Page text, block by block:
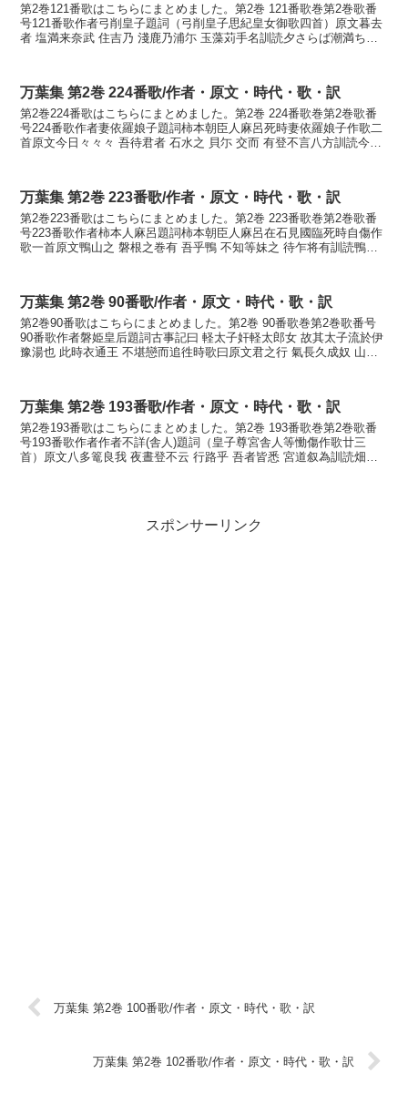
第2巻121番歌はこちらにまとめました。第2巻 121番歌巻第2巻歌番
号121番歌作者弓削皇子題詞（弓削皇子思紀皇女御歌四首）原文暮去
者 塩満来奈武 住吉乃 淺鹿乃浦尓 玉藻苅手名訓読夕さらば潮満ち来
万葉集 第2巻 224番歌/作者・原文・時代・歌・訳
第2巻224番歌はこちらにまとめました。第2巻 224番歌巻第2巻歌番
号224番歌作者妻依羅娘子題詞柿本朝臣人麻呂死時妻依羅娘子作歌二
首原文今日々々々 吾待君者 石水之 貝尓 交而 有登不言八方訓読今日
万葉集 第2巻 223番歌/作者・原文・時代・歌・訳
第2巻223番歌はこちらにまとめました。第2巻 223番歌巻第2巻歌番
号223番歌作者柿本人麻呂題詞柿本朝臣人麻呂在石見國臨死時自傷作
歌一首原文鴨山之 磐根之巻有 吾乎鴨 不知等妹之 待乍将有訓読鴨山
万葉集 第2巻 90番歌/作者・原文・時代・歌・訳
第2巻90番歌はこちらにまとめました。第2巻 90番歌巻第2巻歌番号
90番歌作者磐姫皇后題詞古事記曰 軽太子奸軽太郎女 故其太子流於伊
豫湯也 此時衣通王 不堪戀而追徃時歌曰原文君之行 氣長久成奴 山多
万葉集 第2巻 193番歌/作者・原文・時代・歌・訳
第2巻193番歌はこちらにまとめました。第2巻 193番歌巻第2巻歌番
号193番歌作者作者不詳(舎人)題詞（皇子尊宮舎人等慟傷作歌廿三
首）原文八多篭良我 夜晝登不云 行路乎 吾者皆悉 宮道叙為訓読畑子
スポンサーリンク
万葉集 第2巻 100番歌/作者・原文・時代・歌・訳
万葉集 第2巻 102番歌/作者・原文・時代・歌・訳